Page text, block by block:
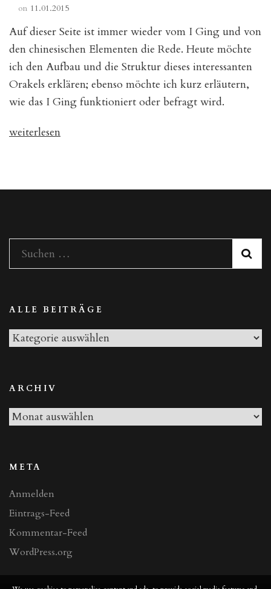
on 11.01.2015
Auf dieser Seite ist immer wieder vom I Ging und von
den chinesischen Elementen die Rede. Heute möchte
ich den Aufbau und die Struktur dieses interessanten
Orakels erklären; ebenso möchte ich kurz erläutern,
wie das I Ging funktioniert oder befragt wird.
„Wie
weiterlesen
Suchen
nach:
ALLE BEITRÄGE
Alle
ARCHIV
Archiv
META
Anmelden
Eintrags-Feed
Kommentar-Feed
WordPress.org